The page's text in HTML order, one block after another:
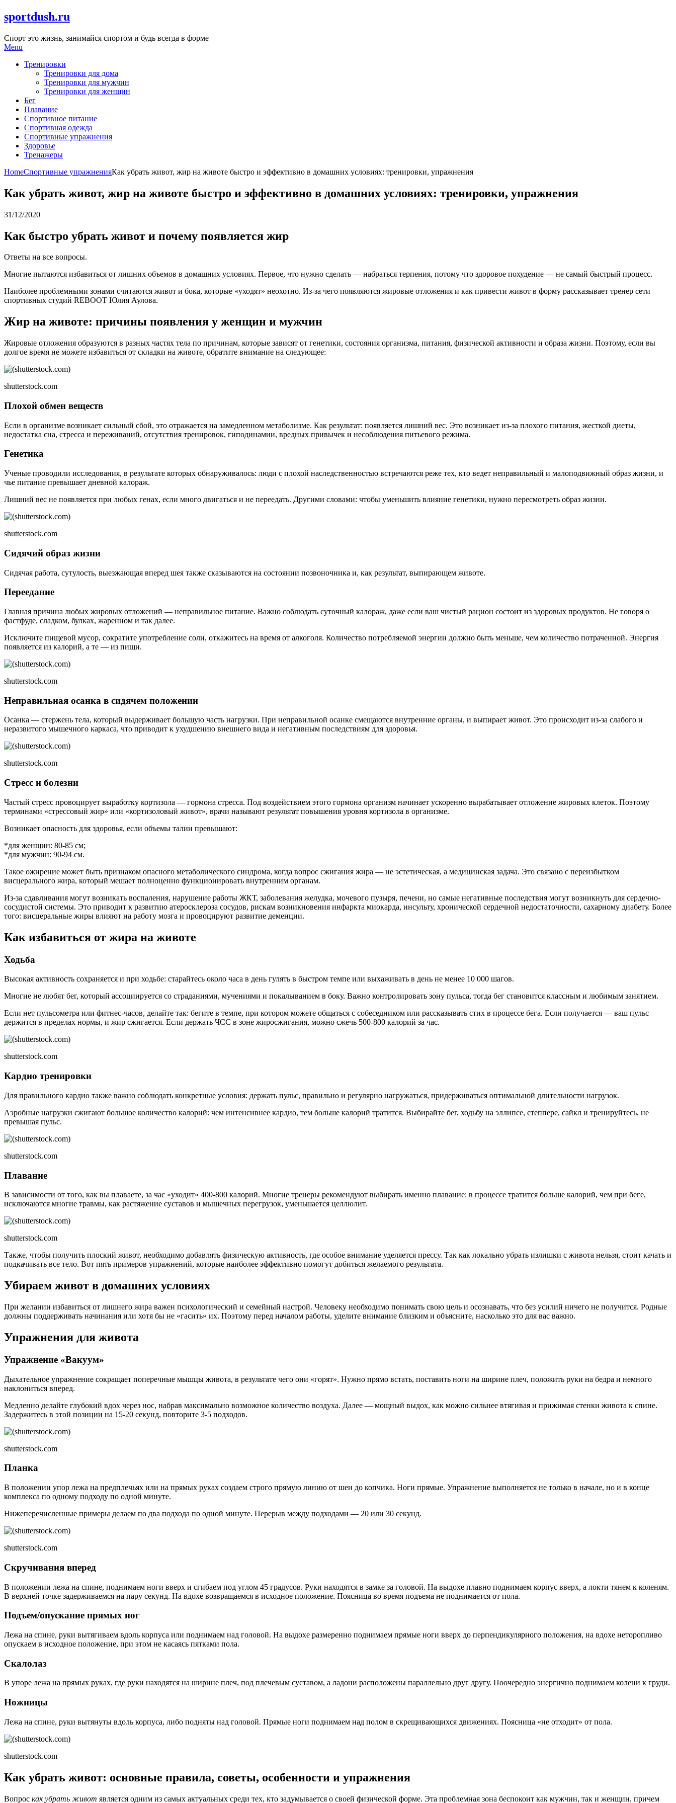
Skip
to
sportdush.ru
Спорт это жизнь, занимайся спортом и будь всегда в форме
Menu
Тренировки
Тренировки для дома
Тренировки для мужчин
Тренировки для женщин
Бег
Плавание
Спортивное питание
Спортивная одежда
Спортивные упражнения
Здоровье
Тренажеры
HomeСпортивные упражненияКак убрать живот, жир на животе быстро и эффективно в домашних условиях: тренировки, упражнения
Как убрать живот, жир на животе быстро и эффективно в домашних условиях: тренировки, упражнения
31/12/2020
Как быстро убрать живот и почему появляется жир
Ответы на все вопросы.
Многие пытаются избавиться от лишних объемов в домашних условиях. Первое, что нужно сделать — набраться терпения, потому что здоровое похудение — не самый быстрый процесс.
Наиболее проблемными зонами считаются живот и бока, которые «уходят» неохотно. Из-за чего появляются жировые отложения и как привести живот в форму рассказывает тренер сети
спортивных студий REBOOT Юлия Аулова.
Жир на животе: причины появления у женщин и мужчин
Жировые отложения образуются в разных частях тела по причинам, которые зависят от генетики, состояния организма, питания, физической активности и образа жизни. Поэтому, если вы
долгое время не можете избавиться от складки на животе, обратите внимание на следующее:
shutterstock.com
Плохой обмен веществ
Если в организме возникает сильный сбой, это отражается на замедленном метаболизме. Как результат: появляется лишний вес. Это возникает из-за плохого питания, жесткой диеты,
недостатка сна, стресса и переживаний, отсутствия тренировок, гиподинамии, вредных привычек и несоблюдения питьевого режима.
Генетика
Ученые проводили исследования, в результате которых обнаруживалось: люди с плохой наследственностью встречаются реже тех, кто ведет неправильный и малоподвижный образ жизни, и
чье питание превышает дневной калораж.
Лишний вес не появляется при любых генах, если много двигаться и не переедать. Другими словами: чтобы уменьшить влияние генетики, нужно пересмотреть образ жизни.
shutterstock.com
Сидячий образ жизни
Сидячая работа, сутулость, выезжающая вперед шея также сказываются на состоянии позвоночника и, как результат, выпирающем животе.
Переедание
Главная причина любых жировых отложений — неправильное питание. Важно соблюдать суточный калораж, даже если ваш чистый рацион состоит из здоровых продуктов. Не говоря о
фастфуде, сладком, булках, жаренном и так далее.
Исключите пищевой мусор, сократите употребление соли, откажитесь на время от алкоголя. Количество потребляемой энергии должно быть меньше, чем количество потраченной. Энергия
появляется из калорий, а те — из пищи.
shutterstock.com
Неправильная осанка в сидячем положении
Осанка — стержень тела, который выдерживает большую часть нагрузки. При неправильной осанке смещаются внутренние органы, и выпирает живот. Это происходит из-за слабого и
неразвитого мышечного каркаса, что приводит к ухудшению внешнего вида и негативным последствиям для здоровья.
shutterstock.com
Стресс и болезни
Частый стресс провоцирует выработку кортизола — гормона стресса. Под воздействием этого гормона организм начинает ускоренно вырабатывает отложение жировых клеток. Поэтому
терминами «стрессовый жир» или «кортизоловый живот», врачи называют результат повышения уровня кортизола в организме.
Возникает опасность для здоровья, если объемы талии превышают:
*для женщин: 80-85 см;
*для мужчин: 90-94 см.
Такое ожирение может быть признаком опасного метаболического синдрома, когда вопрос сжигания жира — не эстетическая, а медицинская задача. Это связано с переизбытком
висцерального жира, который мешает полноценно функционировать внутренним органам.
Из-за сдавливания могут возникать воспаления, нарушение работы ЖКТ, заболевания желудка, мочевого пузыря, печени, но самые негативные последствия могут возникнуть для сердечно-
сосудистой системы. Это приводит к развитию атеросклероза сосудов, рискам возникновения инфаркта миокарда, инсульту, хронической сердечной недостаточности, сахарному диабету. Более
того: висцеральные жиры влияют на работу мозга и провоцируют развитие деменции.
Как избавиться от жира на животе
Ходьба
Высокая активность сохраняется и при ходьбе: старайтесь около часа в день гулять в быстром темпе или выхаживать в день не менее 10 000 шагов.
Многие не любят бег, который ассоциируется со страданиями, мучениями и покалыванием в боку. Важно контролировать зону пульса, тогда бег становится классным и любимым занятием.
Если нет пульсометра или фитнес-часов, делайте так: бегите в темпе, при котором можете общаться с собеседником или рассказывать стих в процессе бега. Если получается — ваш пульс
держится в пределах нормы, и жир сжигается. Если держать ЧСС в зоне жиросжигания, можно сжечь 500-800 калорий за час.
shutterstock.com
Кардио тренировки
Для правильного кардио также важно соблюдать конкретные условия: держать пульс, правильно и регулярно нагружаться, придерживаться оптимальной длительности нагрузок.
Аэробные нагрузки сжигают большое количество калорий: чем интенсивнее кардио, тем больше калорий тратится. Выбирайте бег, ходьбу на эллипсе, степпере, сайкл и тренируйтесь, не
превышая пульс.
shutterstock.com
Плавание
В зависимости от того, как вы плаваете, за час «уходит» 400-800 калорий. Многие тренеры рекомендуют выбирать именно плавание: в процессе тратится больше калорий, чем при беге,
исключаются многие травмы, как растяжение суставов и мышечных перегрузок, уменьшается целлюлит.
shutterstock.com
Также, чтобы получить плоский живот, необходимо добавлять физическую активность, где особое внимание уделяется прессу. Так как локально убрать излишки с живота нельзя, стоит качать и
подкачивать все тело. Вот пять примеров упражнений, которые наиболее эффективно помогут добиться желаемого результата.
Убираем живот в домашних условиях
При желании избавиться от лишнего жира важен психологический и семейный настрой. Человеку необходимо понимать свою цель и осознавать, что без усилий ничего не получится. Родные
должны поддерживать начинания или хотя бы не «гасить» их. Поэтому перед началом работы, уделите внимание близким и объясните, насколько это для вас важно.
Упражнения для живота
Упражнение «Вакуум»
Дыхательное упражнение сокращает поперечные мышцы живота, в результате чего они «горят». Нужно прямо встать, поставить ноги на ширине плеч, положить руки на бедра и немного
наклониться вперед.
Медленно делайте глубокий вдох через нос, набрав максимально возможное количество воздуха. Далее — мощный выдох, как можно сильнее втягивая и прижимая стенки живота к спине.
Задержитесь в этой позиции на 15-20 секунд, повторите 3-5 подходов.
shutterstock.com
Планка
В положении упор лежа на предплечьях или на прямых руках создаем строго прямую линию от шеи до копчика. Ноги прямые. Упражнение выполняется не только в начале, но и в конце
комплекса по одному подходу по одной минуте.
Нижеперечисленные примеры делаем по два подхода по одной минуте. Перерыв между подходами — 20 или 30 секунд.
shutterstock.com
Скручивания вперед
В положении лежа на спине, поднимаем ноги вверх и сгибаем под углом 45 градусов. Руки находятся в замке за головой. На выдохе плавно поднимаем корпус вверх, а локти тянем к коленям.
В верхней точке задерживаемся на пару секунд. На вдохе возвращаемся в исходное положение. Поясница во время подъема не поднимается от пола.
Подъем/опускание прямых ног
Лежа на спине, руки вытягиваем вдоль корпуса или поднимаем над головой. На выдохе размеренно поднимаем прямые ноги вверх до перпендикулярного положения, на вдохе неторопливо
опускаем в исходное положение, при этом не касаясь пятками пола.
Скалолаз
В упоре лежа на прямых руках, где руки находятся на ширине плеч, под плечевым суставом, а ладони расположены параллельно друг другу. Поочередно энергично поднимаем колени к груди.
Ножницы
Лежа на спине, руки вытянуты вдоль корпуса, либо подняты над головой. Прямые ноги поднимаем над полом в скрещивающихся движениях. Поясница «не отходит» от пола.
shutterstock.com
Как убрать живот: основные правила, советы, особенности и упражнения
Вопрос как убрать живот является одним из самых актуальных среди тех, кто задумывается о своей физической форме. Эта проблемная зона беспокоит как мужчин, так и женщин, причем